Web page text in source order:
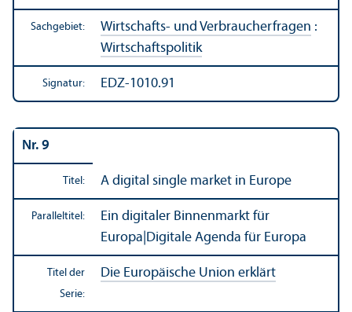
Sachgebiet: Wirtschafts- und Verbraucherfragen :
Wirtschafts­politik
Signatur: EDZ-1010.91
Nr. 9
Titel: A digital single market in Europe
Paralleltitel:
Ein digitaler Binnen­markt für
Europa Digitale Agenda für Europa
Titel der
Serie:
Die Europäische Union erklärt